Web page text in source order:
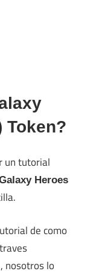
Token?
un tutorial
Heroes
de como
nosotros lo